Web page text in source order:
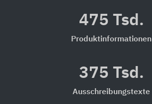
475 Tsd.
Produktinformationen
375 Tsd.
Ausschreibungstexte